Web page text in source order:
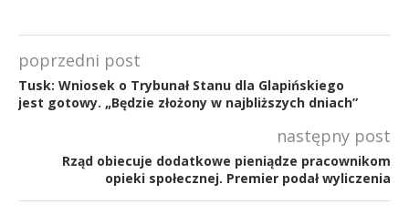
poprzedni post
Tusk: Wniosek o Trybunał Stanu dla Glapińskiego
jest gotowy. „Będzie złożony w najbliższych dniach”
następny post
Rząd obiecuje dodatkowe pieniądze pracownikom
opieki społecznej. Premier podał wyliczenia